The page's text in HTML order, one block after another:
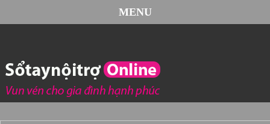
MENU